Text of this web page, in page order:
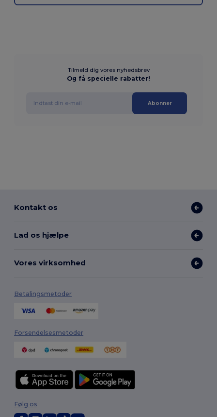
Tilmeld dig vores nyhedsbrev
Og få specielle rabatter!
Abonner
Kontakt os
Lad os hjælpe
Vores virksomhed
Betalingsmetoder
Forsendelsesmetoder
Følg os